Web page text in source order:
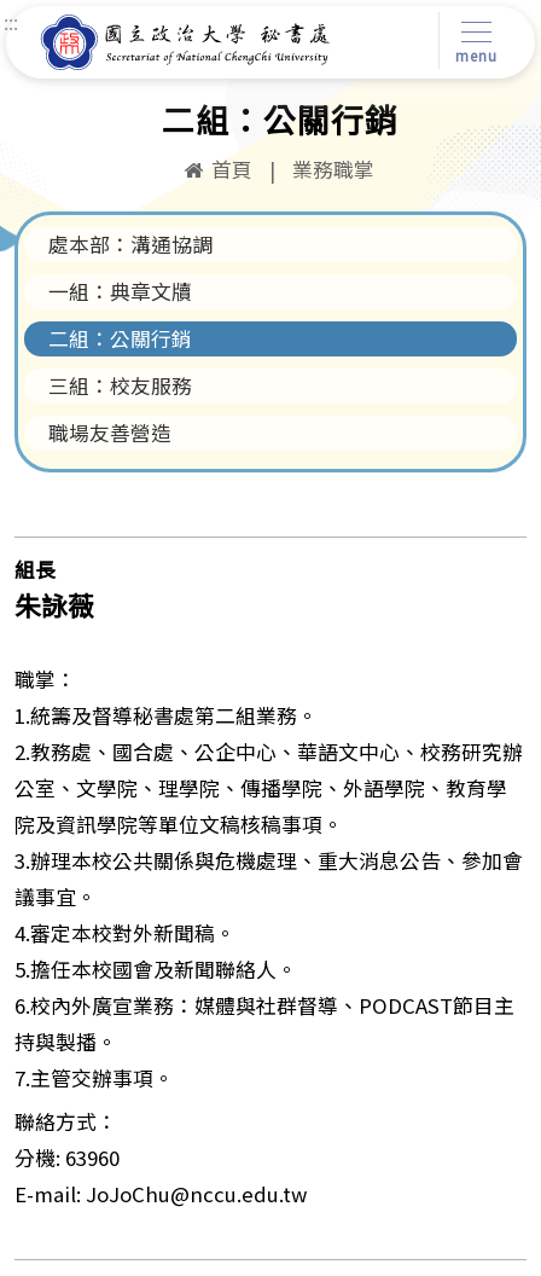
menu
:::
二組：公關行銷
首頁 | 業務職掌
處本部：溝通協調
一組：典章文牘
二組：公關行銷
三組：校友服務
職場友善營造
組長
朱詠薇
職掌：
1.統籌及督導秘書處第二組業務。
2.教務處、國合處、公企中心、華語文中心、校務研究辦
公室、文學院、理學院、傳播學院、外語學院、教育學
院及資訊學院等單位文稿核稿事項。
3.辦理本校公共關係與危機處理、重大消息公告、參加會
議事宜。
4.審定本校對外新聞稿。
5.擔任本校國會及新聞聯絡人。
6.校內外廣宣業務：媒體與社群督導、PODCAST節目主
持與製播。
7.主管交辦事項。
聯絡方式：
分機: 63960
E-mail: JoJoChu@nccu.edu.tw